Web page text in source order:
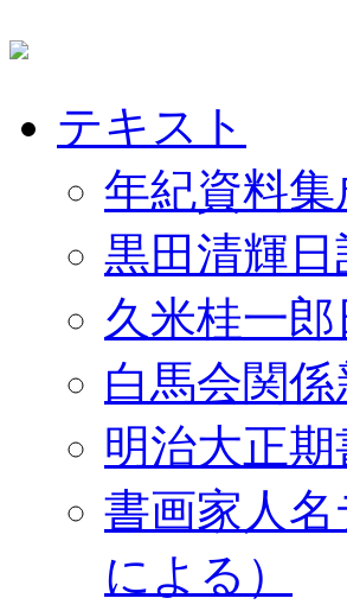
テキスト
年紀資料集
黒田清輝日
久米桂一
白馬会関
明治大正
書画家人
による）